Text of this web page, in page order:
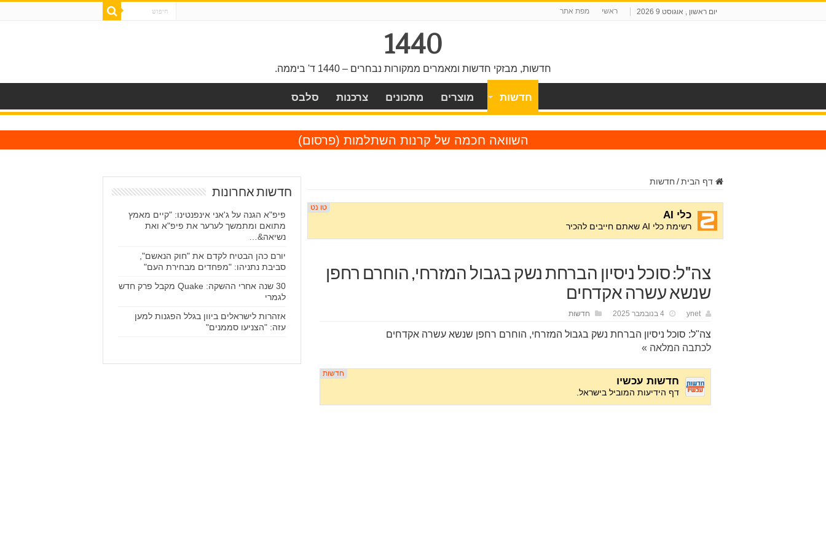
יום ראשון , אוגוסט 9 2026 ראשי מפת אתר
1440
חדשות, מבזקי חדשות ומאמרים ממקורות נבחרים – 1440 ד' ביממה.
חדשות מוצרים מתכונים צרכנות סלבס
השוואה חכמה של קרנות השתלמות (פרסום)
דף הבית/ חדשות
צה"ל: סוכל ניסיון הברחת נשק בגבול המזרחי, הוחרם רחפן
שנשא עשרה אקדחים
ynet 4 בנובמבר 2025 חדשות
צה"ל: סוכל ניסיון הברחת נשק בגבול המזרחי, הוחרם רחפן שנשא עשרה אקדחים
לכתבה המלאה »
חדשות אחרונות
פיפ"א הגנה על ג'אני אינפנטינו: "קיים מאמץ
מתואם ומתמשך לערער את פיפ"א ואת
נשיאה&…
יורם כהן הבטיח לקדם את "חוק הנאשם",
סביבת נתניהו: "מפחדים מבחירת העם"
30 שנה אחרי ההשקה: Quake מקבל פרק חדש
לגמרי
אזהרות לישראלים ביוון בגלל הפגנות למען
עזה: "הצניעו סממנים"